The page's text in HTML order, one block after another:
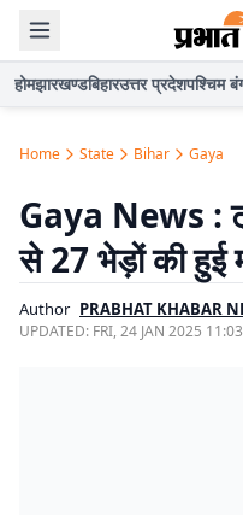
होमझारखण्डबिहारउत्तर प्रदेशपश्चिम
Home State Bihar Gaya
Gaya News :
से 27 भेड़ों की हुई
Author PRABHAT KHABAR
UPDATED: FRI, 24 JAN 2025